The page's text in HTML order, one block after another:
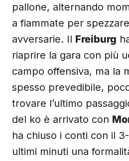
pallone, alternando
a fiammate per
avversarie. Il Freiburg
riaprire la gara con più
campo offensiva, ma la
spesso prevedibile,
trovare l’ultimo
del ko è arrivato con
ha chiuso i conti con il
ultimi minuti una